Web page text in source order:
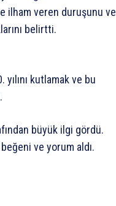
ilham veren duruşunu ve
belirtti.
kutlamak ve bu
büyük ilgi gördü.
ve yorum aldı.